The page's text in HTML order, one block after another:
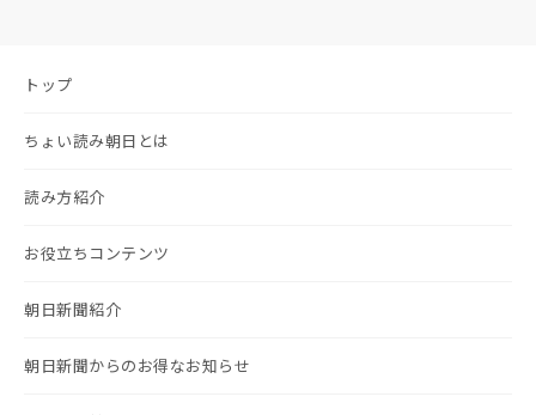
トップ
ちょい読み朝日とは
読み方紹介
お役立ちコンテンツ
朝日新聞紹介
朝日新聞からのお得なお知らせ